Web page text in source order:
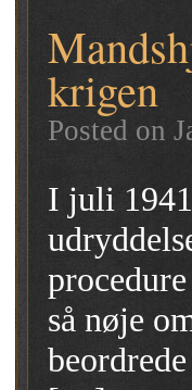
krigen
Posted on
I juli
så nøje